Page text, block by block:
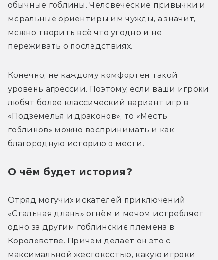
обычные гоблины. Человеческие привычки и
моральные ориентиры им чужды, а значит,
можно творить всё что угодно и не
переживать о последствиях.
Конечно, не каждому комфортен такой
уровень агрессии. Поэтому, если ваши игроки
любят более классический вариант игр в
«Подземелья и драконов», то «Месть
гоблинов» можно воспринимать и как
благородную историю о мести.
О чём будет история?
Отряд могучих искателей приключений
«Стальная длань» огнём и мечом истребляет
одно за другим гоблинские племена в
Королевстве. Причём делает он это с
максимальной жестокостью, какую игроки